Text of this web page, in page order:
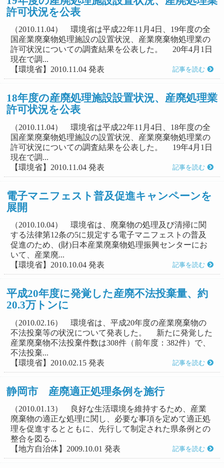
許可状況を公表
（2010.11.04） 環境省は平成22年11月4日、19年度の全
国産業廃棄物処理施設の設置状況、産業廃棄物処理業の
許可状況についての調査結果を公表した。 20年4月1日
現在で調...
【環境省】2010.11.04 発表
記事を読む
18年度の産廃処理施設設置状況、産廃処理業
許可状況を公表
（2010.11.04） 環境省は平成22年11月4日、18年度の全
国産業廃棄物処理施設の設置状況、産業廃棄物処理業の
許可状況についての調査結果を公表した。 19年4月1日
現在で調...
【環境省】2010.11.04 発表
記事を読む
電子マニフェスト普及促進キャンペーンを
展開
（2010.10.04） 環境省は、廃棄物の処理及び清掃に関
する法律第12条の5に規定する電子マニフェストの普及
促進のため、(財)日本産業廃棄物処理振興センターにお
いて、産業廃...
【環境省】2010.10.04 発表
記事を読む
平成20年度に発覚した産廃不法投棄量、約
20.3万トンに
（2010.02.16） 環境省は、平成20年度の産業廃棄物の
不法投棄等の状況について発表した。 新たに発覚した
産業廃棄物不法投棄件数は308件（前年度：382件）で、
不法投棄...
【環境省】2010.02.15 発表
記事を読む
静岡市 産廃適正処理条例を施行
（2010.01.13） 良好な生活環境を維持するため、産業
廃棄物の適正な処理に関し、必要な事項を定めて適正処
理を促進するとともに、先行して制定された県条例との
整合を図る...
【地方自治体】2009.10.01 発表
記事を読む